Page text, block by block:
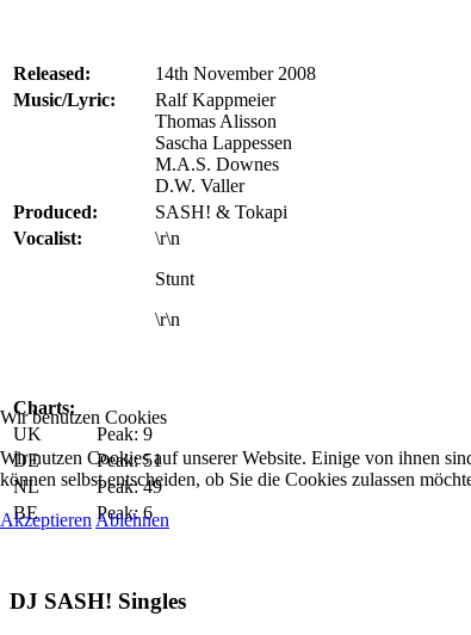
Released:
14th November 2008
Music/Lyric:
Ralf Kappmeier
Thomas Alisson
Sascha Lappessen
M.A.S. Downes
D.W. Valler
Produced:
SASH! & Tokapi
Vocalist:
\r\n
Stunt
\r\n
Charts:
UK
Peak: 9
DE
Peak: 51
NL
Peak: 49
BE
Peak: 6
DJ SASH! Singles
Wir benutzen Cookies
Wir nutzen Cookies auf unserer Website. Einige von ihnen
können selbst entscheiden, ob Sie die Cookies zulassen
Akzeptieren Ablehnen